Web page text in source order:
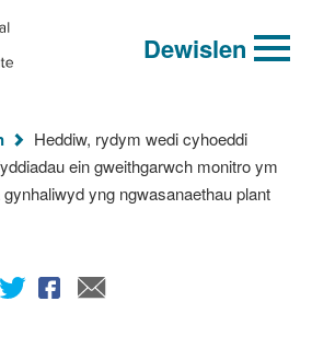
Dewislen
Heddiw, rydym wedi cyhoeddi
ein gweithgarwch monitro ym
yng ngwasanaethau plant